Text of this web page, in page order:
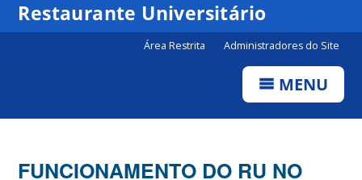
Canais
Restaurante Universitário
Área Restrita Administradores do Site
MENU
FUNCIONAMENTO DO RU NO